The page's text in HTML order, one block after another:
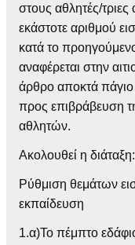
στους αθλητές/
εκάστοτε αριθμού
κατά το
αναφέρεται στην
άρθρο αποκτά
προς επιβράβευση
αθλητών.
Ακολουθεί η διάταξη:
Ρύθμιση θεμάτων
εκπαίδευση
1.α)Το πέμπτο